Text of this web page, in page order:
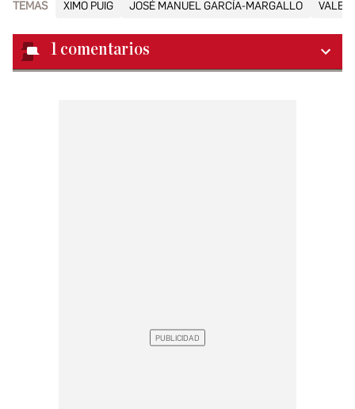
TEMAS XIMO PUIG JOSÉ MANUEL GARCÍA-MARGALLO
1 comentarios